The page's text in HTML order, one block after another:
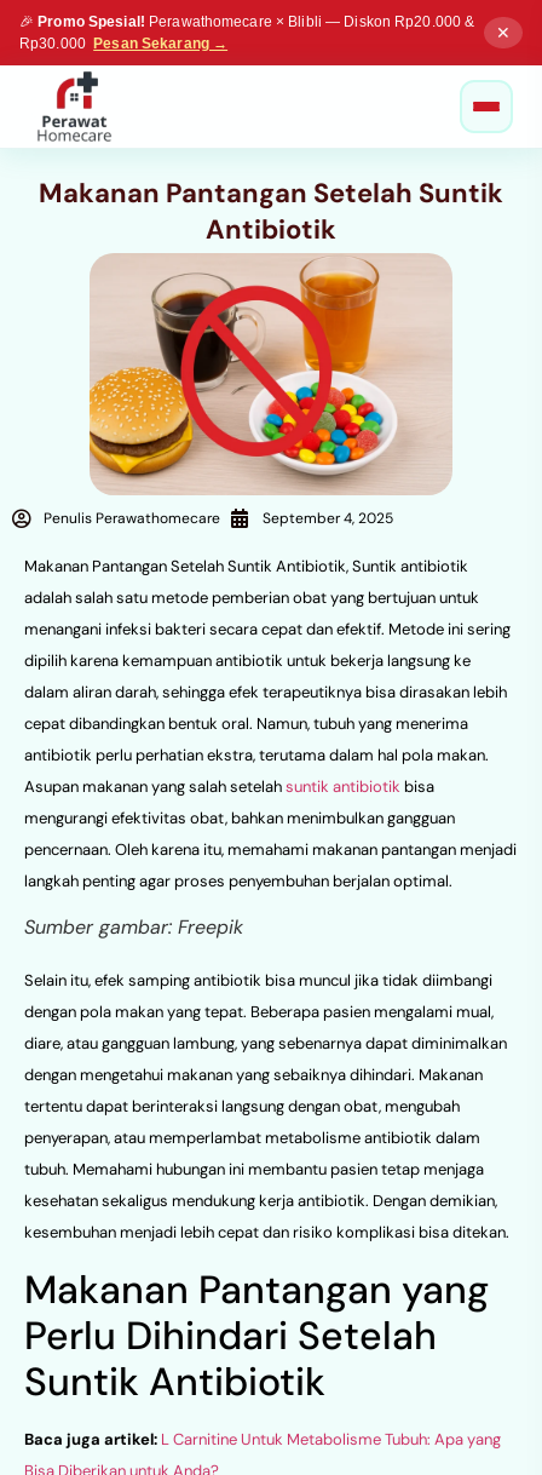
🎉 Promo Spesial! Perawathomecare × Blibli — Diskon Rp20.000 &
Rp30.000 Pesan Sekarang →
✕
Makanan Pantangan Setelah Suntik
Antibiotik
Penulis Perawathomecare September 4, 2025
Makanan Pantangan Setelah Suntik Antibiotik, Suntik antibiotik
adalah salah satu metode pemberian obat yang bertujuan untuk
menangani infeksi bakteri secara cepat dan efektif. Metode ini sering
dipilih karena kemampuan antibiotik untuk bekerja langsung ke
dalam aliran darah, sehingga efek terapeutiknya bisa dirasakan lebih
cepat dibandingkan bentuk oral. Namun, tubuh yang menerima
antibiotik perlu perhatian ekstra, terutama dalam hal pola makan.
Asupan makanan yang salah setelahsuntik antibiotik bisa
mengurangi efektivitas obat, bahkan menimbulkan gangguan
pencernaan. Oleh karena itu, memahami makanan pantangan menjadi
langkah penting agar proses penyembuhan berjalan optimal.
Sumber gambar: Freepik
Selain itu, efek samping antibiotik bisa muncul jika tidak diimbangi
dengan pola makan yang tepat. Beberapa pasien mengalami mual,
diare, atau gangguan lambung, yang sebenarnya dapat diminimalkan
dengan mengetahui makanan yang sebaiknya dihindari. Makanan
tertentu dapat berinteraksi langsung dengan obat, mengubah
penyerapan, atau memperlambat metabolisme antibiotik dalam
tubuh. Memahami hubungan ini membantu pasien tetap menjaga
kesehatan sekaligus mendukung kerja antibiotik. Dengan demikian,
kesembuhan menjadi lebih cepat dan risiko komplikasi bisa ditekan.
Makanan Pantangan yang
Perlu Dihindari Setelah
Suntik Antibiotik
Baca juga artikel: L Carnitine Untuk Metabolisme Tubuh: Apa yang
Bisa Diberikan untuk Anda?